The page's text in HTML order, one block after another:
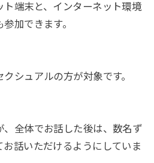
端末と、インターネット環境
加できます。
シュアルの方が対象です。
全体でお話した後は、数名ず
話いただけるようにしていま